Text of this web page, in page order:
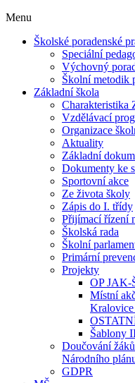
Menu
Školské poradenské
Speciální
Výchovný
Školní metodik
Základní škola
Charakteristika
Vzdělávací
Organizace
Aktuality
Základní
Dokumenty ke
Sportovní akce
Ze života školy
Zápis do I. třídy
Přijímací řízení
Školská rada
Školní
Primární
Projekty
OP JAK-
Místní
Šablony
Doučování
Národního
GDPR